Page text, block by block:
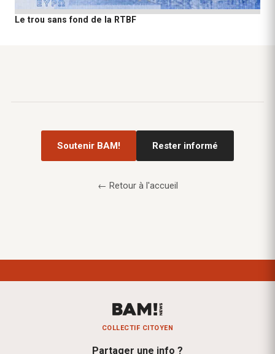
Le trou sans fond de la RTBF
Soutenir BAM! Rester informé
← Retour à l'accueil
COLLECTIF CITOYEN
Partager une info ?